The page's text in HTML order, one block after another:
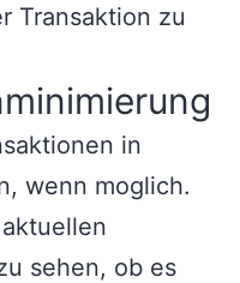
Transaktion zu
in
wenn moglich.
sehen, ob es